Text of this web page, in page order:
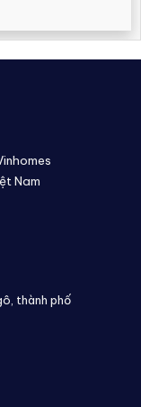
Nam
thành phố